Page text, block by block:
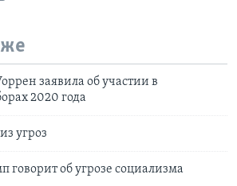
заявила об участии в
2020 года
угроз
об угрозе социализма